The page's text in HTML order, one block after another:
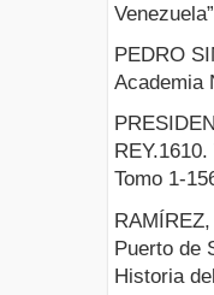
PEDRO
Academia
Tomo 1-
Puerto de
Historia